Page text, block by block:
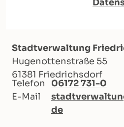
Stadtverwaltung
Hugenottenstraße 55
61381 Friedrichsdorf
Telefon
06172 731-0
E-Mail
de